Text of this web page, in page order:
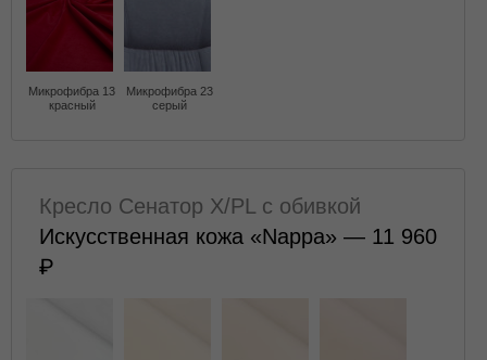
Микрофибра 13
красный
Микрофибра 23
серый
Кресло Сенатор X/PL с обивкой
Искусственная кожа «Nappa» — 11 960